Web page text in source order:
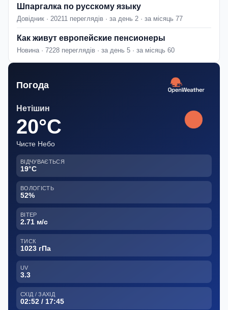
Шпаргалка по русскому языку
Довідник · 20211 переглядів · за день 2 · за місяць 77
Как живут европейские пенсионеры
Новина · 7228 переглядів · за день 5 · за місяць 60
Погода
Нетішин
20°C
Чисте Небо
ВІДЧУВАЄТЬСЯ
19°C
ВОЛОГІСТЬ
52%
ВІТЕР
2.71 м/с
ТИСК
1023 гПа
UV
3.3
СХІД / ЗАХІД
02:52 / 17:45